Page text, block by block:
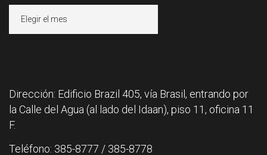
Dirección: Edificio Brazil 405, vía Brasil, entrando por
la Calle del Agua (al lado del Idaan), piso 11, oficina 11
F.
Teléfono: 385-8777 / 385-8778